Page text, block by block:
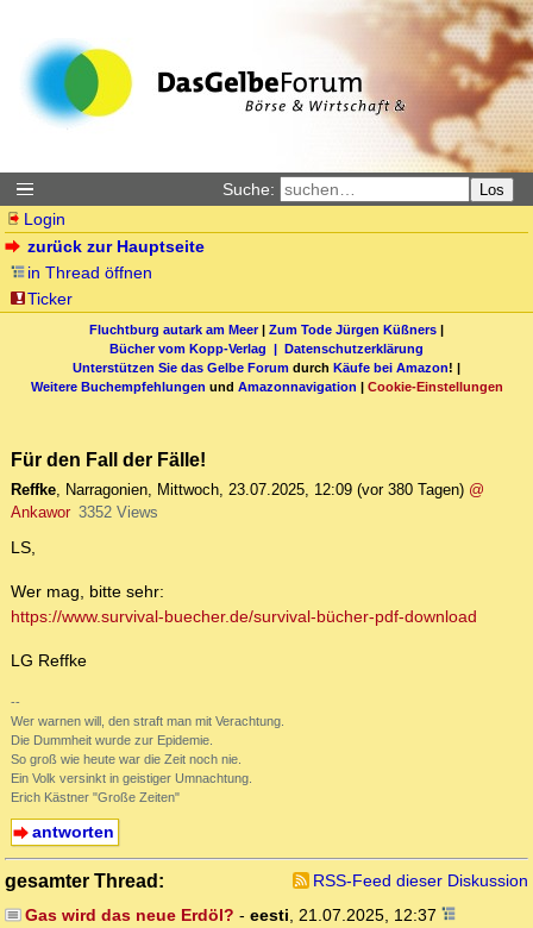
Suche: Los
Login
zurück zur Hauptseite
in Thread öffnen
Ticker
Fluchtburg autark am Meer| Zum Tode Jürgen Küßners |
Bücher vom Kopp-Verlag | Datenschutzerklärung
Unterstützen Sie das Gelbe Forum durch Käufe bei Amazon! |
Weitere Buchempfehlungen und Amazonnavigation | Cookie-Einstellungen
Für den Fall der Fälle!
Reffke, Narragonien, Mittwoch, 23.07.2025, 12:09 (vor 380 Tagen) @
Ankawor 3352 Views
LS,
Wer mag, bitte sehr:
https://www.survival-buecher.de/survival-bücher-pdf-download
LG Reffke
--
Wer warnen will, den straft man mit Verachtung.
Die Dummheit wurde zur Epidemie.
So groß wie heute war die Zeit noch nie.
Ein Volk versinkt in geistiger Umnachtung.
Erich Kästner "Große Zeiten"
antworten
gesamter Thread:
RSS-Feed dieser Diskussion
Gas wird das neue Erdöl? - eesti, 21.07.2025, 12:37